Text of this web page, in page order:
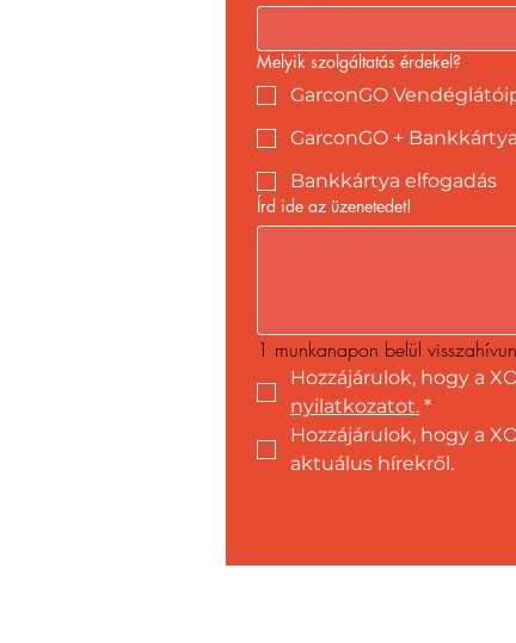
Melyik szolgáltatás érdekel?
GarconGO
GarconGO +
Bankkártya elfogadás
Írd ide az üzenetedet!
1 munkanapon belül
Hozzájárulok, hogy a
nyilatkozatot. *
Hozzájárulok, hogy a
aktuálus hírekről.